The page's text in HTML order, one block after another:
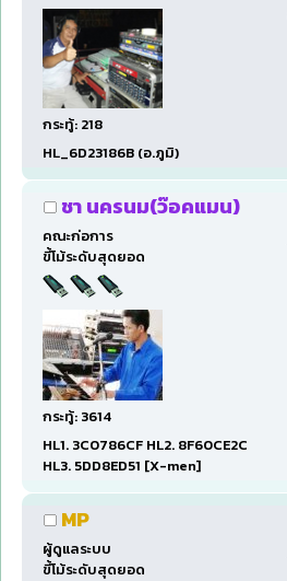
กระทู้: 218
HL_6D23186B (อ.ภูมิ)
ชา นครนม(ว๊อคแมน)
คณะก่อการ
ขี้โม้ระดับสุดยอด
กระทู้: 3614
HL1. 3C0786CF HL2. 8F60CE2C
HL3. 5DD8ED51 [X-men]
MP
ผู้ดูแลระบบ
ขี้โม้ระดับสุดยอด